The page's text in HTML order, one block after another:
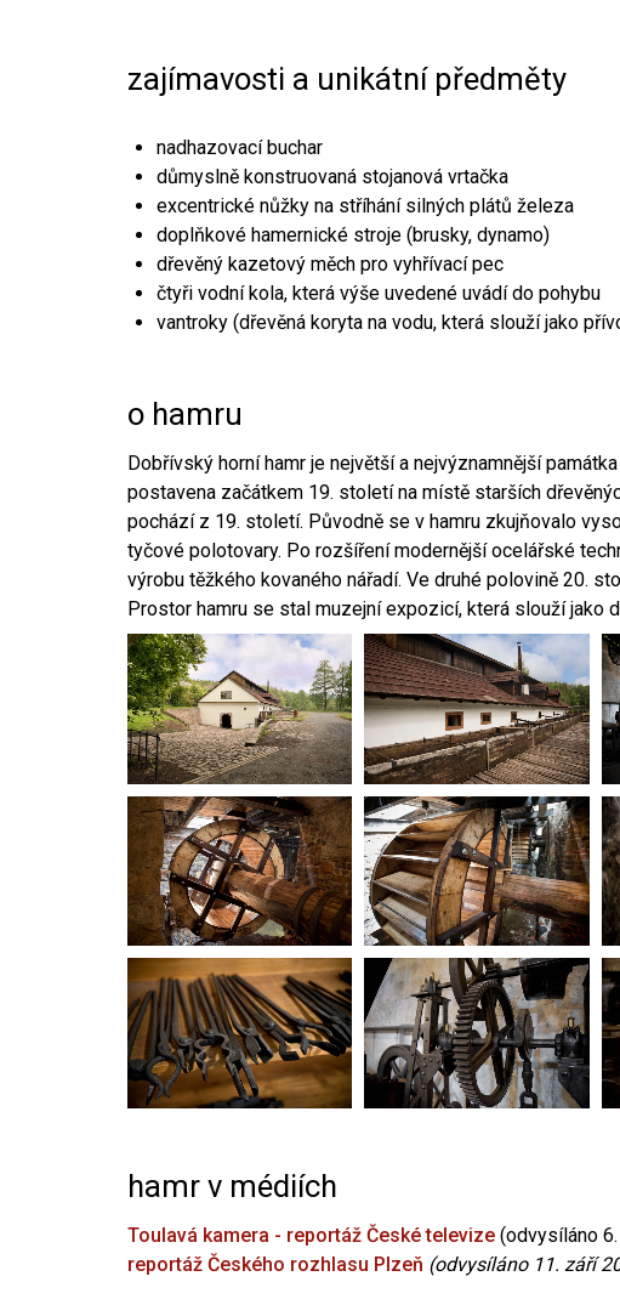
zajímavosti a unikátní předměty
nadhazovací buchar
důmyslně konstruovaná stojanová vrtačka
excentrické nůžky na stříhání silných plátů železa
doplňkové hamernické stroje (brusky, dynamo)
dřevěný kazetový měch pro vyhřívací pec
čtyři vodní kola, která výše uvedené uvádí do pohybu
vantroky (dřevěná koryta na vodu, která slouží jako
o hamru
Dobřívský horní hamr je největší a nejvýznamnější
postavena začátkem 19. století na místě starších
pochází z 19. století. Původně se v hamru zkujňovalo
tyčové polotovary. Po rozšíření modernější ocelářské
výrobu těžkého kovaného nářadí. Ve druhé polovině 20.
Prostor hamru se stal muzejní expozicí, která slouží jako
hamr v médiích
Toulavá kamera - reportáž České televize (odvysíláno
reportáž Českého rozhlasu Plzeň (odvysíláno 11. září